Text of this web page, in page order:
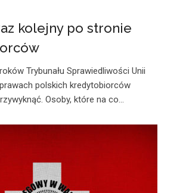
kolejny po stronie
Trybunału Sprawiedliwości Unii
polskich kredytobiorców
Osoby, które na co…